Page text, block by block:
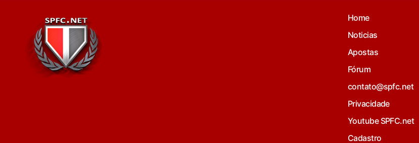
Home
Noticias
Apostas
Fórum
contato@spfc.net
Privacidade
Youtube SPFC.net
Cadastro